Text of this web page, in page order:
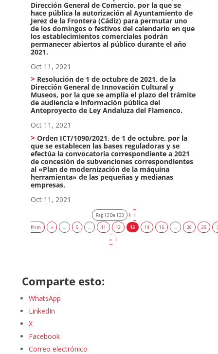
Dirección General de Comercio, por la que se
hace pública la autorización al Ayuntamiento de
Jerez de la Frontera (Cádiz) para permutar uno
de los domingos o festivos del calendario en que
los establecimientos comerciales podrán
permanecer abiertos al público durante el año
2021.
Oct 11, 2021
Resolución de 1 de octubre de 2021, de la
Dirección General de Innovación Cultural y
Museos, por la que se amplía el plazo del trámite
de audiencia e información pública del
Anteproyecto de Ley Andaluza del Flamenco.
Oct 11, 2021
Orden ICT/1090/2021, de 1 de octubre, por la
que se establecen las bases reguladoras y se
efectúa la convocatoria correspondiente a 2021
de concesión de subvenciones correspondientes
al «Plan de modernización de la máquina
herramienta» de las pequeñas y medianas
empresas.
Oct 11, 2021
Pag 13 De 133
«
Prim
« ... 5 ... 11 12 13 14 15 ... 20 25
»
Comparte esto:
WhatsApp
LinkedIn
X
Facebook
Correo electrónico